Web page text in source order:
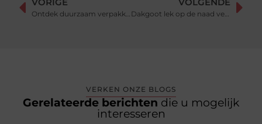
Ontdek duurzaam verpakkingsmateriaal voor uw fruit en groente Dakgoot lek op de naad verhelpen
VERKEN ONZE BLOGS
Gerelateerde berichten die u mogelijk
interesseren